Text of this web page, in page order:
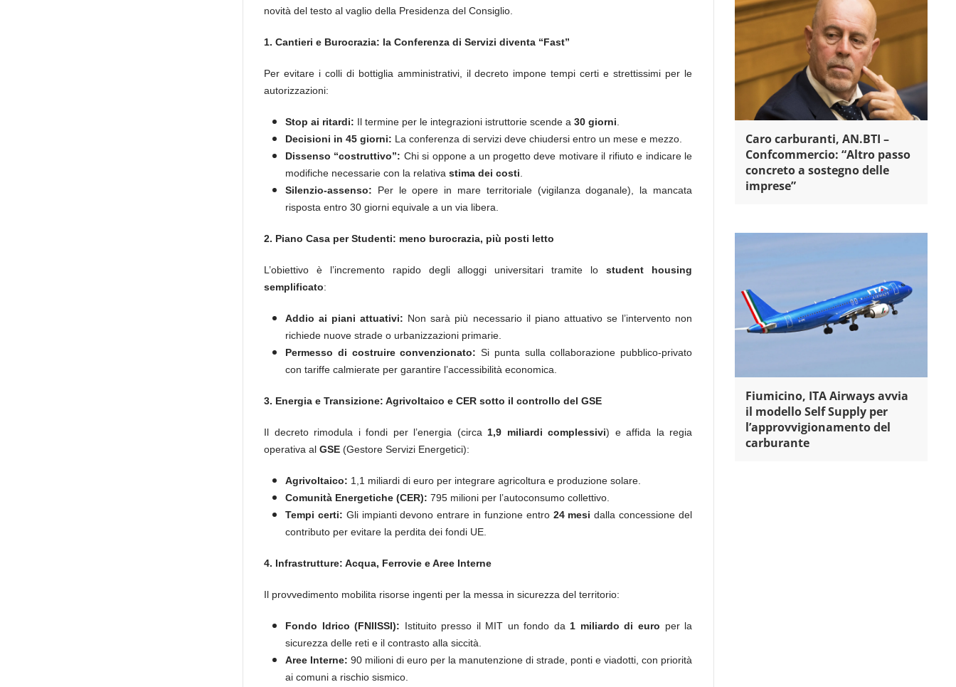
novità del testo al vaglio della Presidenza del Consiglio.
1. Cantieri e Burocrazia: la Conferenza di Servizi diventa “Fast”
Per evitare i colli di bottiglia amministrativi, il decreto impone tempi certi e strettissimi per le
autorizzazioni:
Stop ai ritardi: Il termine per le integrazioni istruttorie scende a 30 giorni
Decisioni in 45 giorni: La conferenza di servizi deve chiudersi entro un mese e mezzo.
Dissenso “costruttivo”: Chi si oppone a un progetto deve motivare il rifiuto e indicare le
modifiche necessarie con la relativa stima dei costi
Silenzio-assenso: Per le opere in mare territoriale (vigilanza doganale), la mancata
risposta entro 30 giorni equivale a un via libera.
2. Piano Casa per Studenti: meno burocrazia, più posti letto
L’obiettivo è l’incremento rapido degli alloggi universitari tramite lostudent housing
semplificato:
Addio ai piani attuativi: Non sarà più necessario il piano attuativo se l’intervento non
richiede nuove strade o urbanizzazioni primarie.
Permesso di costruire convenzionato: Si punta sulla collaborazione pubblico-privato
con tariffe calmierate per garantire l’accessibilità economica.
3. Energia e Transizione: Agrivoltaico e CER sotto il controllo del GSE
Il decreto rimodula i fondi per l’energia (circa 1,9 miliardi complessivi) e affida la regia
operativa al GSE (Gestore Servizi Energetici):
Agrivoltaico: 1,1 miliardi di euro per integrare agricoltura e produzione solare.
Comunità Energetiche (CER): 795 milioni per l’autoconsumo collettivo.
Tempi certi: Gli impianti devono entrare in funzione entro 24 mesi dalla concessione del
contributo per evitare la perdita dei fondi UE.
4. Infrastrutture: Acqua, Ferrovie e Aree Interne
Il provvedimento mobilita risorse ingenti per la messa in sicurezza del territorio:
Fondo Idrico (FNIISSI): Istituito presso il MIT un fondo da 1 miliardo di euro per la
sicurezza delle reti e il contrasto alla siccità.
Aree Interne: 90 milioni di euro per la manutenzione di strade, ponti e viadotti, con priorità
ai comuni a rischio sismico.
Caro carburanti, AN.BTI –
Confcommercio: “Altro passo
concreto a sostegno delle
imprese”
Fiumicino, ITA Airways avvia
il modello Self Supply per
l’approvvigionamento del
carburante